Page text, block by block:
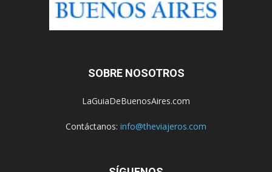
SOBRE NOSOTROS
LaGuiaDeBuenosAires.com
Contáctanos: info@theviajeros.com